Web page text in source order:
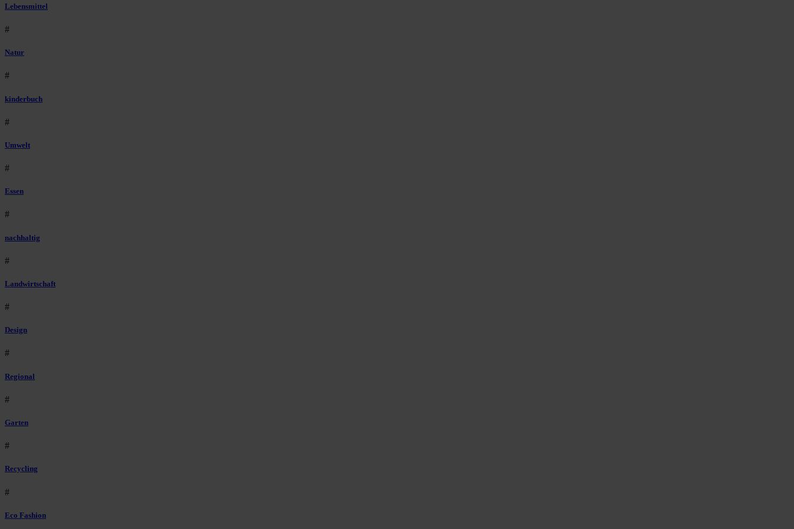
Lebensmittel
#
Natur
#
kinderbuch
#
Umwelt
#
Essen
#
nachhaltig
#
Landwirtschaft
#
Design
#
Regional
#
Garten
#
Recycling
#
Eco Fashion